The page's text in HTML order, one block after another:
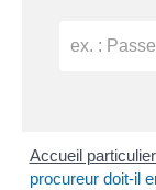
Accueil
procureur doit-il